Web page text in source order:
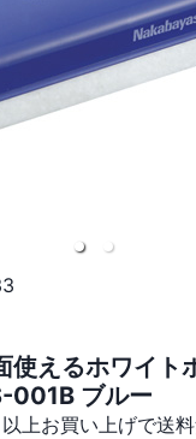
使えるホワイト
001B ブルー
上お買い上げで送